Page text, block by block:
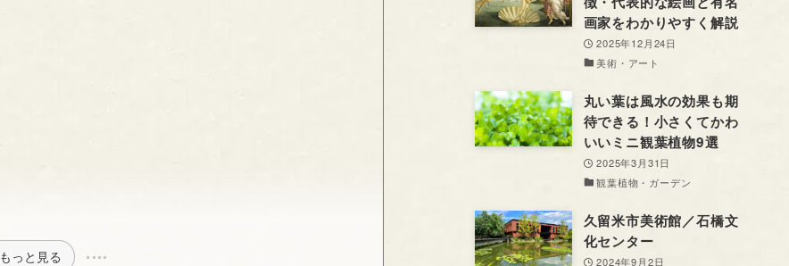
もっと見る
画家をわかりやすく解説
2025年12月24日
美術・アート
丸い葉は風水の効果も期
待できる！小さくてかわ
いいミニ観葉植物9選
2025年3月31日
観葉植物・ガーデン
久留米市美術館／石橋文
化センター
2024年9月2日